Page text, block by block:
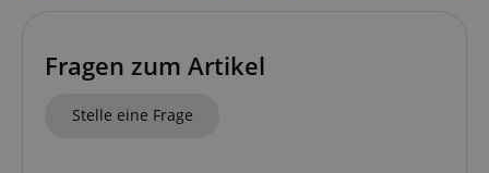
Fragen zum Artikel
Stelle eine Frage